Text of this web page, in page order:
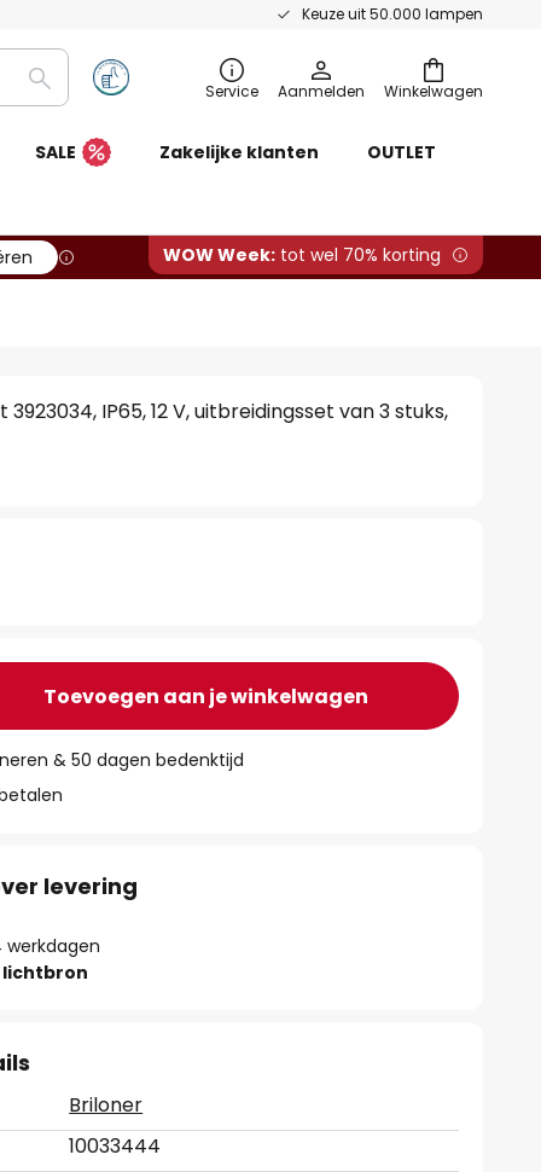
Keuze uit 50.000 lampen
Winkelwagen
Zoeken Service Aanmelden
SALE Zakelijke klanten OUTLET
WOW Week: tot wel 70% korting
3923034, IP65, 12 V, uitbreidingsset van 3 stuks,
Toevoegen aan je winkelwagen
& 50 dagen bedenktijd
levering
werkdagen
lichtbron
Briloner
10033444